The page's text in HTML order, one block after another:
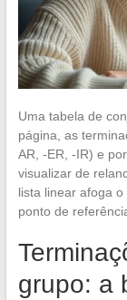
Uma tabela de
página, as
AR, -ER, -IR) e
visualizar de
lista linear afoga
ponto de
grupo: a